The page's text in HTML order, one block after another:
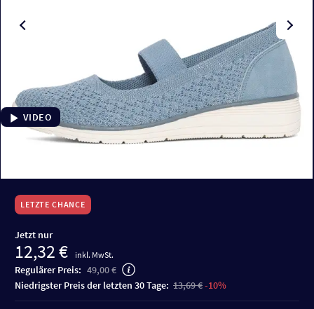
VIDEO
LETZTE CHANCE
Jetzt nur
12,32 € inkl. MwSt.
Regulärer Preis: 49,00 €
niedrigster Preis der letzten 30 Tage: 13,69 €-10%